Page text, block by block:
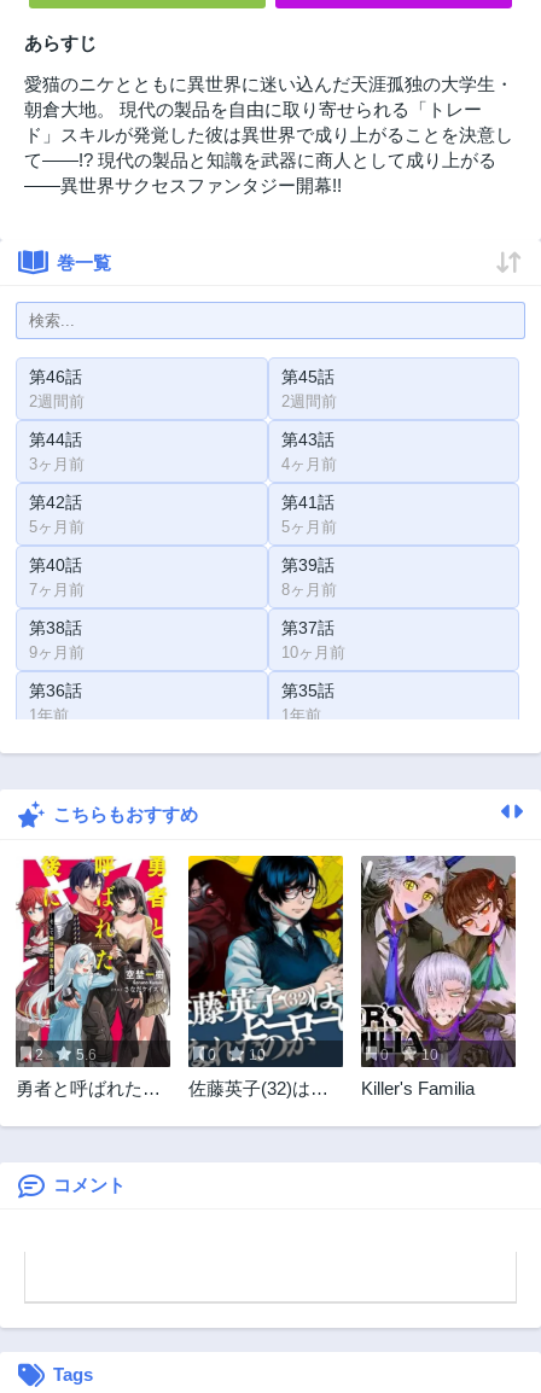
あらすじ
愛猫のニケとともに異世界に迷い込んだ天涯孤独の大学生・
朝倉大地。 現代の製品を自由に取り寄せられる「トレー
ド」スキルが発覚した彼は異世界で成り上がることを決意し
て――!? 現代の製品と知識を武器に商人として成り上がる
――異世界サクセスファンタジー開幕!!
巻一覧
第46話
2週間前
第45話
2週間前
第44話
3ヶ月前
第43話
4ヶ月前
第42話
5ヶ月前
第41話
5ヶ月前
第40話
7ヶ月前
第39話
8ヶ月前
第38話
9ヶ月前
第37話
10ヶ月前
第36話
1年前
第35話
1年前
第34話 第33話
第32話
第30話
2年前
第29.5話
2年前
第29話
2年前
第28話
2年前
第27話
2年前
第26話
2年前
第25.5話
2週間前
第25話
2年前
第24話 第23話
第22話
第16話
こちらもおすすめ
2 5.6
勇者と呼ばれた後
0 10
佐藤英子(32)はヒ
0 10
Killer's Familia
コメント
Tags